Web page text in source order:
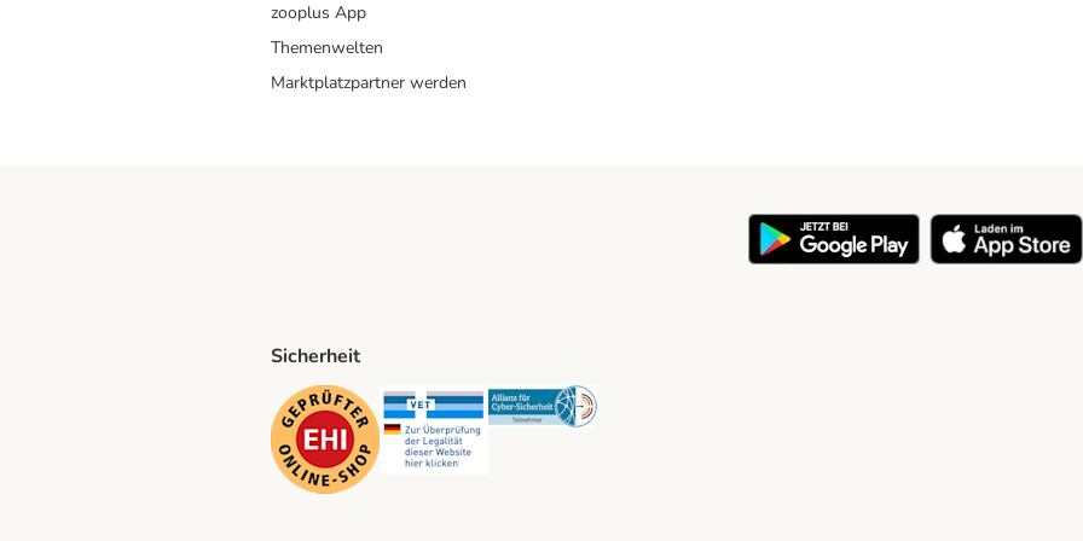
zooplus App
Themenwelten
Marktplatzpartner werden
Method
Sicherheit
Security Security Security